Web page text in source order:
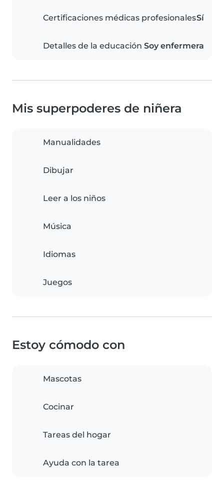
Certificaciones médicas profesionalesSí
Detalles de la educación Soy enfermera
Mis superpoderes de niñera
Manualidades
Dibujar
Leer a los niños
Música
Idiomas
Juegos
Estoy cómodo con
Mascotas
Cocinar
Tareas del hogar
Ayuda con la tarea